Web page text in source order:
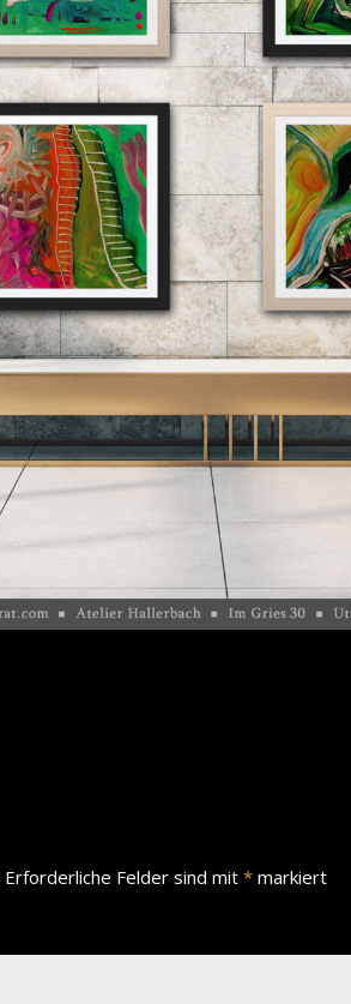
verschiedenes
portrait
Erforderliche Felder sind mit * markiert